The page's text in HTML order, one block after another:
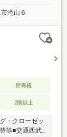
滝山６
所有権
2階以上
・クローゼッ
等■交通西武